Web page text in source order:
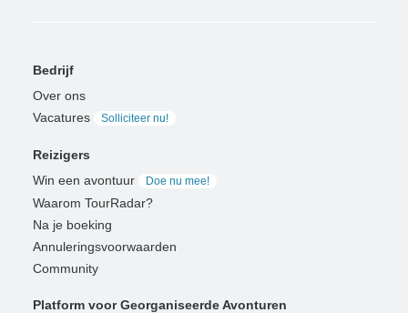
Bedrijf
Over ons
Vacatures
Solliciteer nu!
Reizigers
Win een avontuur
Doe nu mee!
Waarom TourRadar?
Na je boeking
Annuleringsvoorwaarden
Community
Platform voor Georganiseerde Avonturen